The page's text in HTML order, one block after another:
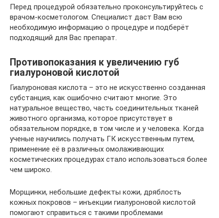
Перед процедурой обязательно проконсультируйтесь с
врачом-косметологом. Специалист даст Вам всю
необходимую информацию о процедуре и подберёт
подходящий для Вас препарат.
Противопоказания к увеличению губ
гиалуроновой кислотой
Гиалуроновая кислота – это не искусственно созданная
субстанция, как ошибочно считают многие. Это
натуральное вещество, часть соединительных тканей
животного организма, которое присутствует в
обязательном порядке, в том числе и у человека. Когда
ученые научились получать ГК искусственным путем,
применение её в различных омолаживающих
косметических процедурах стало использоваться более
чем широко.
Морщинки, небольшие дефекты кожи, дряблость
кожных покровов – инъекции гиалуроновой кислотой
помогают справиться с такими проблемами